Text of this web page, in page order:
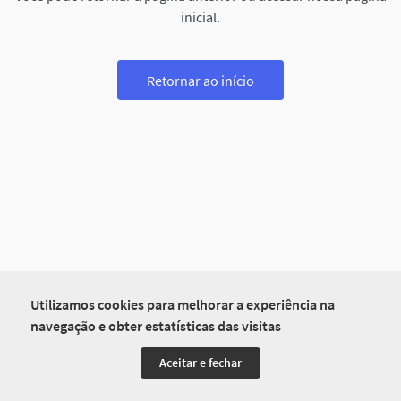
Utilizamos cookies para melhorar a experiência na
navegação e obter estatísticas das visitas
Aceitar e fechar
inicial.
Retornar ao início